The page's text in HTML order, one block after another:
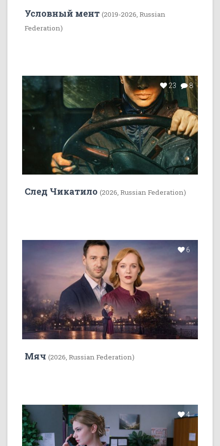
Условный мент (2019-2026, Russian
Federation)
23 8
След Чикатило (2026, Russian Federation)
6
Мяч (2026, Russian Federation)
4